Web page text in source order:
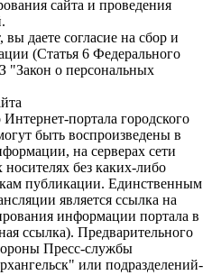
сайта и проведения
даете согласие на сбор и
(Статья 6 Федерального
"Закон о персональных
портала городского
быть воспроизведены в
на серверах сети
без каких-либо
публикации. Единственным
является ссылка на
информации портала в
ссылка). Предварительного
Пресс-службы
или подразделений-